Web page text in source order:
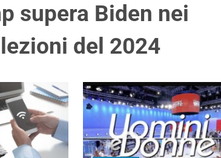
supera Biden nei
del 2024